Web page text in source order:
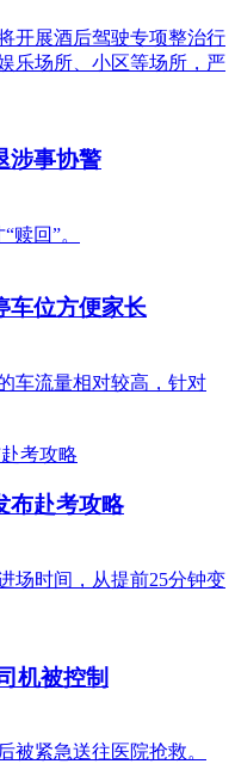
开展酒后驾驶专项整治行
乐场所、小区等场所，严
涉事协警
赎回”。
车位方便家长
车流量相对较高，针对
布赴考攻略
场时间，从提前25分钟变
机被控制
被紧急送往医院抢救。